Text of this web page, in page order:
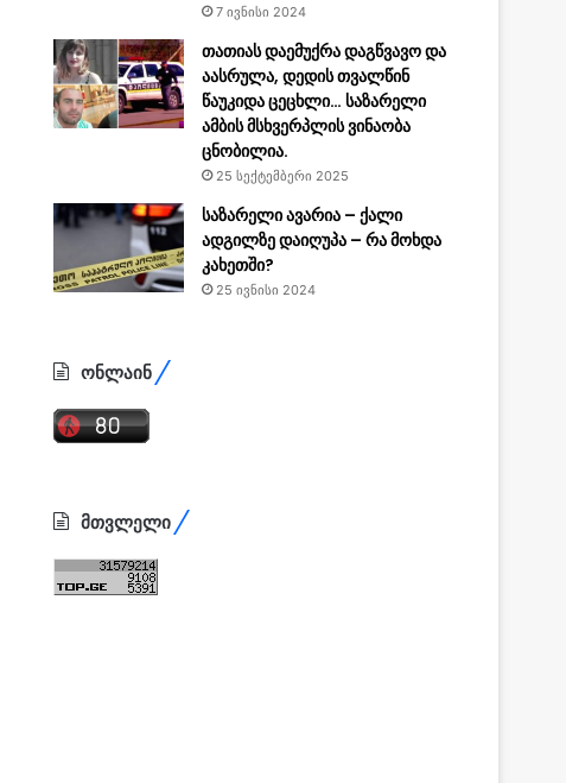
7 ივნისი 2024
თათიას დაემუქრა დაგწვავო და
აასრულა, დედის თვალწინ
წაუკიდა ცეცხლი… საზარელი
ამბის მსხვერპლის ვინაობა
ცნობილია.
25 სექტემბერი 2025
საზარელი ავარია – ქალი
ადგილზე დაიღუპა – რა მოხდა
კახეთში?
25 ივნისი 2024
ონლაინ
მთვლელი